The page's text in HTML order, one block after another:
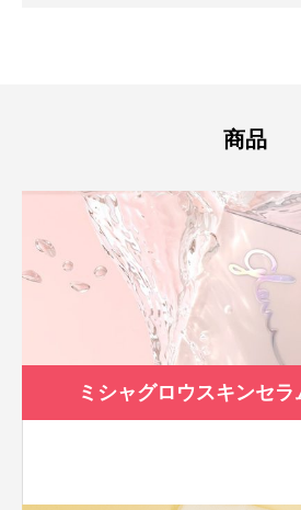
商品
ミシャグロウスキンセ